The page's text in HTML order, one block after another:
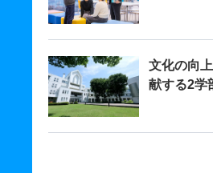
文化の向
献する2学